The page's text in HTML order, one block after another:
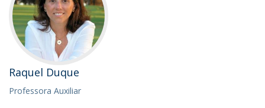
Raquel Duque
Professora Auxiliar